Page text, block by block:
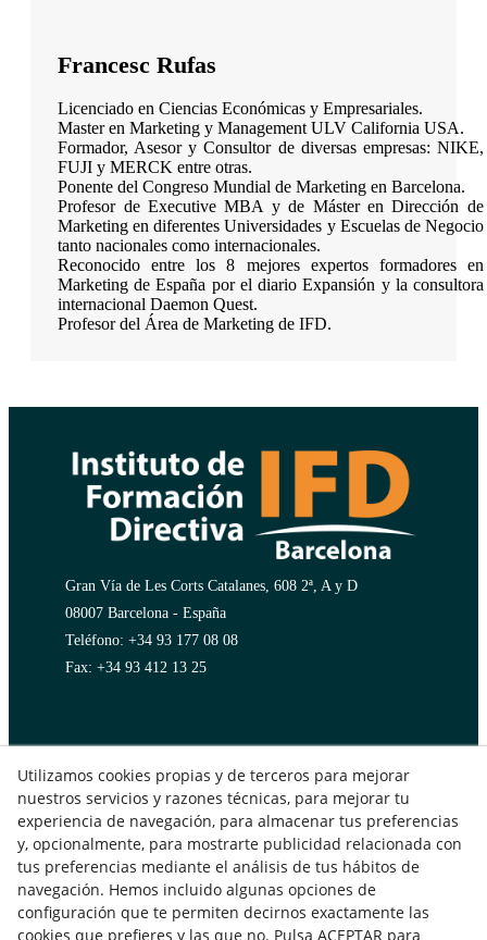
Francesc Rufas
Licenciado en Ciencias Económicas y Empresariales.
Master en Marketing y Management ULV California USA.
Formador, Asesor y Consultor de diversas empresas: NIKE,
FUJI y MERCK entre otras.
Ponente del Congreso Mundial de Marketing en Barcelona.
Profesor de Executive MBA y de Máster en Dirección de
Marketing en diferentes Universidades y Escuelas de Negocio
tanto nacionales como internacionales.
Reconocido entre los 8 mejores expertos formadores en
Marketing de España por el diario Expansión y la consultora
internacional Daemon Quest.
Profesor del Área de Marketing de IFD.
Gran Vía de Les Corts Catalanes, 608 2ª, A y D
08007 Barcelona - España
Teléfono: +34 93 177 08 08
Fax: +34 93 412 13 25
Política de Cookies
Utilizamos cookies propias y de terceros para mejorar
nuestros servicios y razones técnicas, para mejorar tu
experiencia de navegación, para almacenar tus preferencias
y, opcionalmente, para mostrarte publicidad relacionada con
tus preferencias mediante el análisis de tus hábitos de
navegación. Hemos incluido algunas opciones de
configuración que te permiten decirnos exactamente las
cookies que prefieres y las que no. Pulsa ACEPTAR para